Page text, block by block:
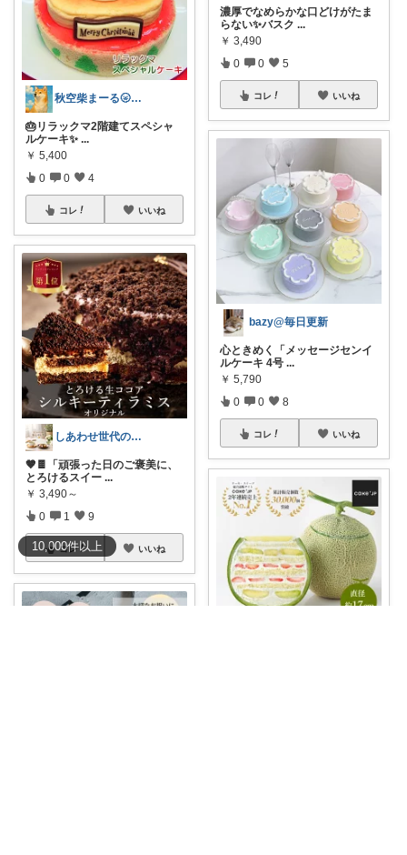
10,000件以上
秋空柴まーる🌝優しい暮らしアイテム🐾
🎂リラックマ2階建てスペシャ
ルケーキ✨ ...
￥ 5,400
0 0 4
コレ いいね
しあわせ世代のおすすめ便
🤎🍫「頑張った日のご褒美に、
とろけるスイー ...
￥ 3,490～
0 1 9
コレ いいね
濃厚でなめらかな口どけがたま
らない✨バスク ...
￥ 3,490
0 0 5
コレ いいね
bazy@毎日更新
心ときめく「メッセージセンイ
ルケーキ 4号 ...
￥ 5,790
0 0 8
コレ いいね